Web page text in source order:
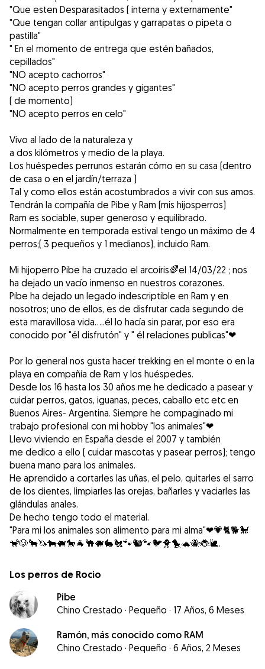
"Que esten Desparasitados ( interna y externamente"
"Que tengan collar antipulgas y garrapatas o pipeta o
pastilla"
" En el momento de entrega que estén bañados,
cepillados"
"NO acepto cachorros"
"NO acepto perros grandes y gigantes"
( de momento)
"NO acepto perros en celo"
Vivo al lado de la naturaleza y
a dos kilómetros y medio de la playa.
Los huéspedes perrunos estarán cómo en su casa (dentro
de casa o en el jardín/terraza )
Tal y como ellos están acostumbrados a vivir con sus amos.
Tendrán la compañía de Pibe y Ram (mis hijosperros)
Ram es sociable, super generoso y equilibrado.
Normalmente en temporada estival tengo un máximo de 4
perros;( 3 pequeños y 1 medianos), incluido Ram.
Mi hijoperro Pibe ha cruzado el arcoíris🌈el 14/03/22 ; nos
ha dejado un vacío inmenso en nuestros corazones.
Pibe ha dejado un legado indescriptible en Ram y en
nosotros; uno de ellos, es de disfrutar cada segundo de
esta maravillosa vida.....él lo hacía sin parar, por eso era
conocido por "él disfrutón" y " él relaciones publicas"❤
Por lo general nos gusta hacer trekking en el monte o en la
playa en compañía de Ram y los huéspedes.
Desde los 16 hasta los 30 años me he dedicado a pasear y
cuidar perros, gatos, iguanas, peces, caballo etc etc en
Buenos Aires- Argentina. Siempre he compaginado mi
trabajo profesional con mi hobby "los animales"❤
Llevo viviendo en España desde el 2007 y también
me dedico a ello ( cuidar mascotas y pasear perros); tengo
buena mano para los animales.
He aprendido a cortarles las uñas, el pelo, quitarles el sarro
de los dientes, limpiarles las orejas, bañarles y vaciarles las
glándulas anales.
De hecho tengo todo el material.
"Para mi los animales son alimento para mi alma"❤💗🐈🐕🐩
🐒🐶🐂🦄🐄🐖🐎🐐🐪🐗🐇🐔🐾🐿🐾🐦🐥🐤🐢🐝🐞🐌.
Los perros de Rocio
Pibe
Chino Crestado · Pequeño · 17 Años, 6 Meses
Ramón, más conocido como RAM
Chino Crestado · Pequeño · 6 Años, 2 Meses